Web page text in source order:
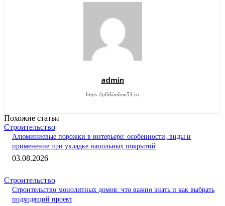
admin
https://plitkindom54.ru
Похожие статьи
Строительство
Алюминиевые порожки в интерьере: особенности, виды и
применение при укладке напольных покрытий
03.08.2026
Строительство
Строительство монолитных домов: что важно знать и как выбрать
подходящий проект